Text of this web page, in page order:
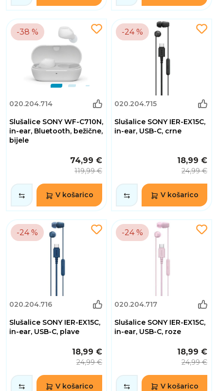
-38 %
020.204.714
Slušalice SONY WF-C710N,
in-ear, Bluetooth, bežične,
bijele
74,99 €
119,99 €
V košarico
-24 %
020.204.715
Slušalice SONY IER-EX15C,
in-ear, USB-C, crne
18,99 €
24,99 €
V košarico
-24 %
020.204.716
Slušalice SONY IER-EX15C,
in-ear, USB-C, plave
18,99 €
24,99 €
V košarico
-24 %
020.204.717
Slušalice SONY IER-EX15C,
in-ear, USB-C, roze
18,99 €
24,99 €
V košarico